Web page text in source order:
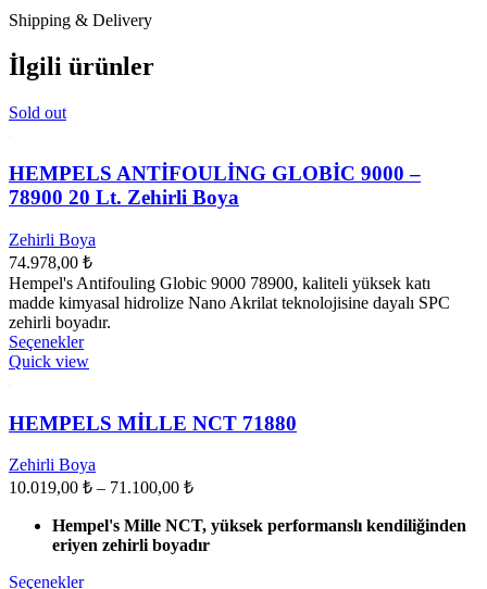
Shipping & Delivery
İlgili ürünler
Sold out
HEMPELS ANTİFOULİNG GLOBİC 9000 –
78900 20 Lt. Zehirli Boya
Zehirli Boya
74.978,00 ₺
Hempel's Antifouling Globic 9000 78900, kaliteli yüksek katı
madde kimyasal hidrolize Nano Akrilat teknolojisine dayalı SPC
zehirli boyadır.
SeçeneklerBu
ürünün
varyasyonu
var.
Seçenekler
ürün
sayfasından
seçilebilir
Quick view
HEMPELS MİLLE NCT 71880
Zehirli Boya
10.019,00 ₺ – 71.100,00 ₺Fiyat
10.019,00 ₺
-
Hempel's Mille NCT, yüksek performanslı kendiliğinden
eriyen zehirli boyadır
SeçeneklerBu